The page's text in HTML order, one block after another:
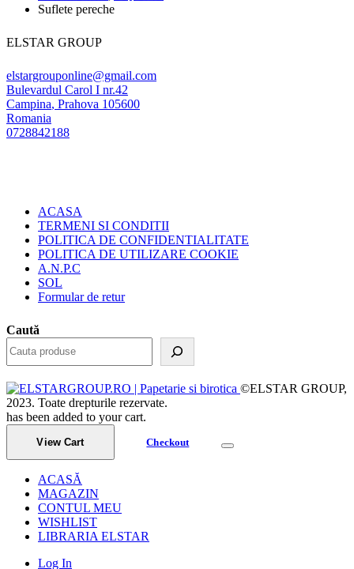
Suflete pereche
ELSTAR GROUP
elstargrouponline@gmail.com
Bulevardul Carol I nr.42
Campina, Prahova 105600
Romania
0728842188
ACASA
TERMENI SI CONDITII
POLITICA DE CONFIDENTIALITATE
POLITICA DE UTILIZARE COOKIE
A.N.P.C
SOL
Formular de retur
Caută
©ELSTAR GROUP,
2023. Toate drepturile rezervate.
has been added to your cart.
View Cart Checkout
ACASĂ
MAGAZIN
CONTUL MEU
WISHLIST
LIBRARIA ELSTAR
Log In